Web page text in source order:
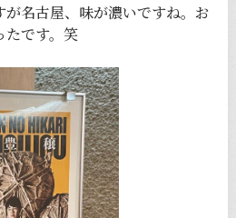
名古屋、味が濃いですね。お
たです。笑